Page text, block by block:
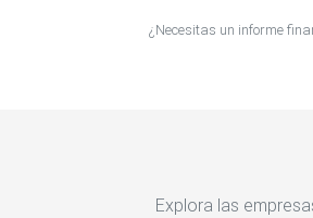
¿Necesitas un informe
Explora las